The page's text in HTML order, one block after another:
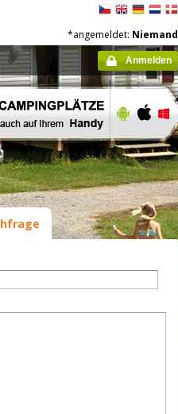
*angemeldet: Niemand
Anmelden